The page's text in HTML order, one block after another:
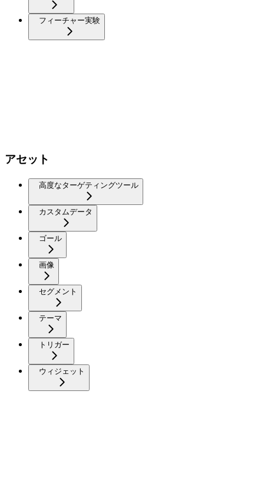
フィーチャー実験
アセット
高度なターゲティングツール
カスタムデータ
ゴール
画像
セグメント
テーマ
トリガー
ウィジェット